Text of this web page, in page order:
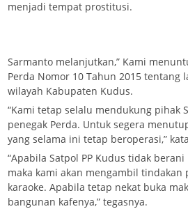
menjadi tempat prostitusi.
Sarmanto melanjutkan,” Kami
Perda Nomor 10 Tahun 2015 tentang
wilayah Kabupaten Kudus.
“Kami tetap selalu mendukung pihak
penegak Perda. Untuk segera
yang selama ini tetap beroperasi,”
“Apabila Satpol PP Kudus tidak
maka kami akan mengambil
karaoke. Apabila tetap nekat buka
bangunan kafenya,” tegasnya.